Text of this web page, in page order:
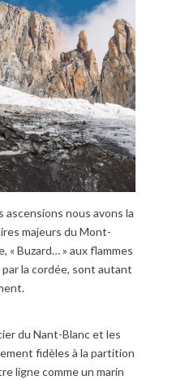
nous avons la
majeurs du Mont-
« Buzard… » aux flammes
la cordée, sont autant
du Nant-Blanc et les
fidèles à la partition
ligne comme un marin